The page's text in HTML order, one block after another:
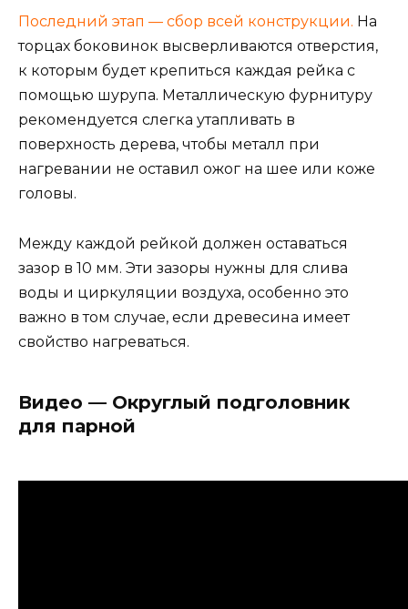
Последний этап — сбор всей конструкции. На
торцах боковинок высверливаются отверстия,
к которым будет крепиться каждая рейка с
помощью шурупа. Металлическую фурнитуру
рекомендуется слегка утапливать в
поверхность дерева, чтобы металл при
нагревании не оставил ожог на шее или коже
головы.
Между каждой рейкой должен оставаться
зазор в 10 мм. Эти зазоры нужны для слива
воды и циркуляции воздуха, особенно это
важно в том случае, если древесина имеет
свойство нагреваться.
Видео — Округлый подголовник
для парной